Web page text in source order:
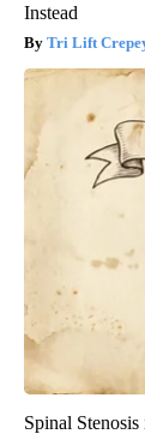
Instead
Tri Lift
Spinal